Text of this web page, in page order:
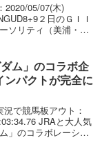
05/07(木)
２日のＧＩＩ
ソリティ（美浦・木
２４０...
ム」のコラボ企
ンパクトが完全に
で競馬板アウト：
JRAと大人気
」のコラボレーショ